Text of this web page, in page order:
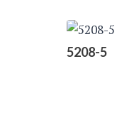
5208-5